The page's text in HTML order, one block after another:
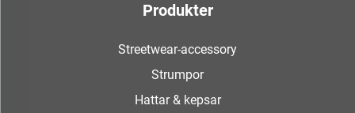
Produkter
Streetwear-accessory
Strumpor
Hattar & kepsar